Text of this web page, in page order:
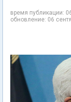
время публикации:
обновление: 06